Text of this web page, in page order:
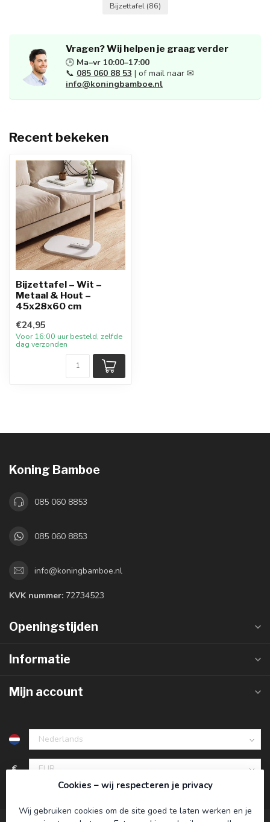
Bijzettafel (86)
Vragen? Wij helpen je graag verder
🕒 Ma–vr 10:00–17:00
📞 085 060 88 53 | of mail naar ✉
info@koningbamboe.nl
Recent bekeken
Bijzettafel – Wit –
Metaal & Hout –
45x28x60 cm
€24,95
Voor 16:00 uur besteld, zelfde
dag verzonden
Koning Bamboe
085 060 8853
085 060 8853
info@koningbamboe.nl
KVK nummer: 72734523
Openingstijden
Informatie
Mijn account
€
Cookies – wij respecteren je privacy
Wij gebruiken cookies om de site goed te laten werken en je